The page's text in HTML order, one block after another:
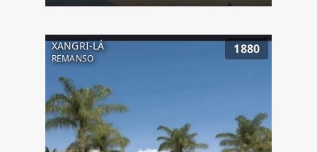
XANGRI-LÁ
REMANSO
1880